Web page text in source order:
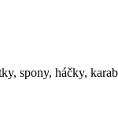
spony, háčky,